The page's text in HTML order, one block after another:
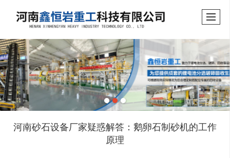
河南砂石设备厂家疑惑解答：鹅卵石制砂机的工作
原理